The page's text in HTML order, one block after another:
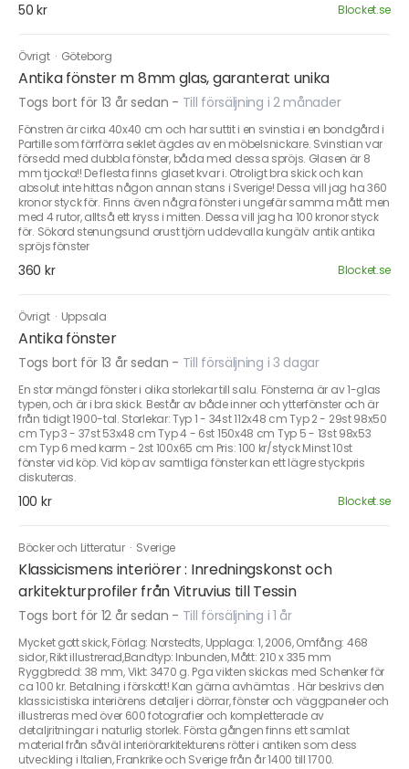
50 kr Blocket.se
Övrigt · Göteborg
Antika fönster m 8mm glas, garanterat unika
Togs bort för 13 år sedan - Till försäljning i 2 månader
Fönstren är cirka 40x40 cm och har suttit i en svinstia i en bondgård i
Partille som förrförra seklet ägdes av en möbelsnickare. Svinstian var
försedd med dubbla fönster, båda med dessa spröjs. Glasen är 8
mm tjocka!! De flesta finns glaset kvar i. Otroligt bra skick och kan
absolut inte hittas någon annan stans i Sverige! Dessa vill jag ha 360
kronor styck för. Finns även några fönster i ungefär samma mått men
med 4 rutor, alltså ett kryss i mitten. Dessa vill jag ha 100 kronor styck
för. Sökord stenungsund orust tjörn uddevalla kungälv antik antika
spröjs fönster
360 kr Blocket.se
Övrigt · Uppsala
Antika fönster
Togs bort för 13 år sedan - Till försäljning i 3 dagar
En stor mängd fönster i olika storlekar till salu. Fönsterna är av 1-glas
typen, och är i bra skick. Består av både inner och ytterfönster och är
från tidigt 1900-tal. Storlekar: Typ 1 - 34st 112x48 cm Typ 2 - 29st 98x50
cm Typ 3 - 37st 53x48 cm Typ 4 - 6st 150x48 cm Typ 5 - 13st 98x53
cm Typ 6 med karm - 2st 100x65 cm Pris: 100 kr/styck Minst 10st
fönster vid köp. Vid köp av samtliga fönster kan ett lägre styckpris
diskuteras.
100 kr Blocket.se
Böcker och Litteratur · Sverige
Klassicismens interiörer : Inredningskonst och
arkitekturprofiler från Vitruvius till Tessin
Togs bort för 12 år sedan - Till försäljning i 1 år
Mycket gott skick, Förlag: Norstedts, Upplaga: 1, 2006, Omfång: 468
sidor, Rikt illustrerad,Bandtyp: Inbunden, Mått: 210 x 335 mm
Ryggbredd: 38 mm, Vikt: 3470 g. Pga vikten skickas med Schenker för
ca 100 kr. Betalning i förskott! Kan gärna avhämtas . Här beskrivs den
klassicistiska interiörens detaljer i dörrar, fönster och väggpaneler och
illustreras med över 600 fotografier och kompletterade av
detaljritningar i naturlig storlek. Första gången finns ett samlat
material från såväl interiörarkitekturens rötter i antiken som dess
utveckling i Italien, Frankrike och Sverige från år 1400 till 1700.